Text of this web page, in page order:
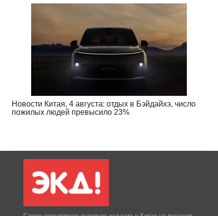
Новости Китая, 4 августа: отдых в Бэйдайхэ, число
пожилых людей превысило 23%